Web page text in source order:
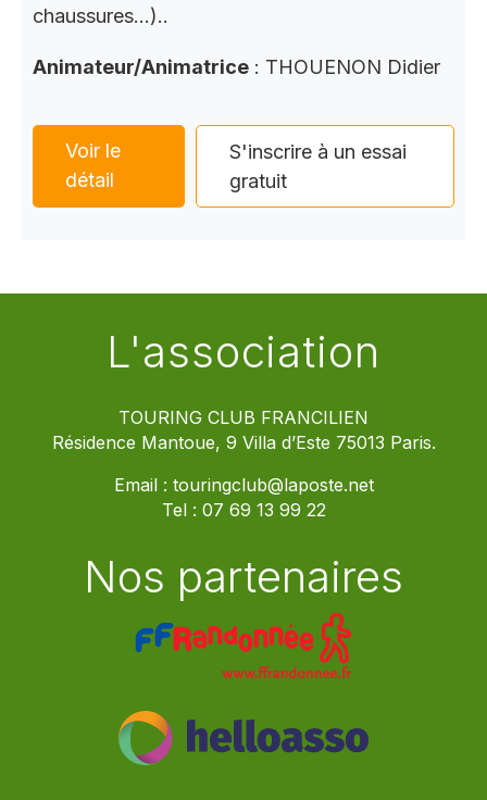
chaussures…)..
Animateur/Animatrice : THOUENON Didier
Voir le
détail
S'inscrire à un essai
gratuit
L'association
TOURING CLUB FRANCILIEN
Résidence Mantoue, 9 Villa d’Este 75013 Paris.
Email : touringclub@laposte.net
Tel : 07 69 13 99 22
Nos partenaires